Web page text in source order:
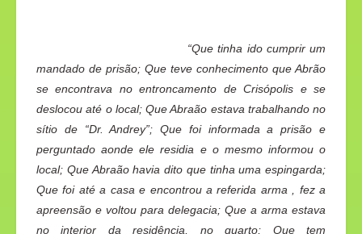
“Que tinha ido cumprir um
mandado de prisão; Que teve conhecimento que Abrão
se encontrava no entroncamento de Crisópolis e se
deslocou até o local; Que Abraão estava trabalhando no
sítio de “Dr. Andrey”; Que foi informada a prisão e
perguntado aonde ele residia e o mesmo informou o
local; Que Abraão havia dito que tinha uma espingarda;
Que foi até a casa e encontrou a referida arma , fez a
apreensão e voltou para delegacia; Que a arma estava
no interior da residência, no quarto; Que tem